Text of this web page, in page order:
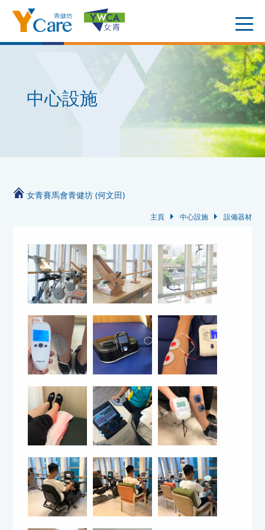
中心設施
女青賽馬會青健坊 (何文田)
主頁 中心設施 設備器材